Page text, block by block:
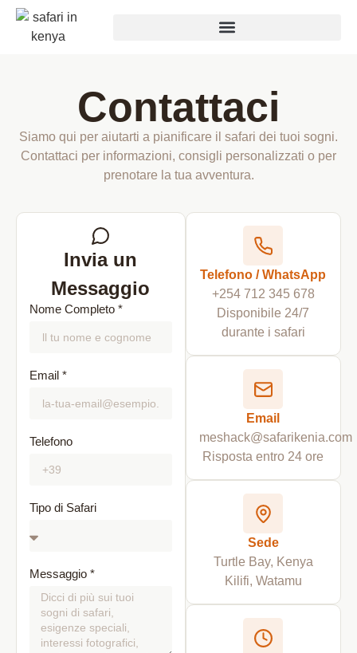
Contattaci
Siamo qui per aiutarti a pianificare il safari dei tuoi sogni.
Contattaci per informazioni, consigli personalizzati o per
prenotare la tua avventura.
Telefono / WhatsApp
+254 712 345 678
Disponibile 24/7
durante i safari
Email
meshack@safarikenia.com
Risposta entro 24 ore
Sede
Turtle Bay, Kenya
Kilifi, Watamu
Invia un
Messaggio
Nome Completo *
Email *
Telefono
Tipo di Safari
Messaggio *